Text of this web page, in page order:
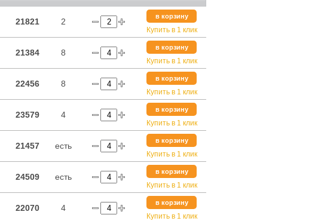
21821 2
в корзину
Купить в 1 клик
21384 8
в корзину
Купить в 1 клик
22456 8
в корзину
Купить в 1 клик
23579 4
в корзину
Купить в 1 клик
21457 есть
в корзину
Купить в 1 клик
24509 есть
в корзину
Купить в 1 клик
22070 4
в корзину
Купить в 1 клик